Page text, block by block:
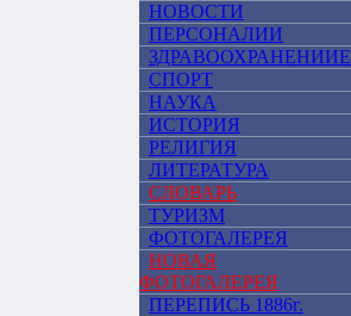
НОВОСТИ
ПЕРСОНАЛИИ
ЗДРАВООХРАНЕНИИЕ
СПОРТ
НАУКА
ИСТОРИЯ
РЕЛИГИЯ
ЛИТЕРАТУРА
СЛОВАРЬ
ТУРИЗМ
ФОТОГАЛЕРЕЯ
НОВАЯ
ФОТОГАЛЕРЕЯ
ПЕРЕПИСЬ 1886г.